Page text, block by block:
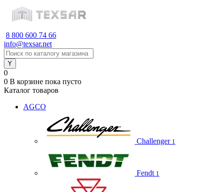
8 800 600 74 66
info@texsar.net
0
0 В корзине пока пусто
Каталог товаров
AGCO
Challenger 1
Fendt 1